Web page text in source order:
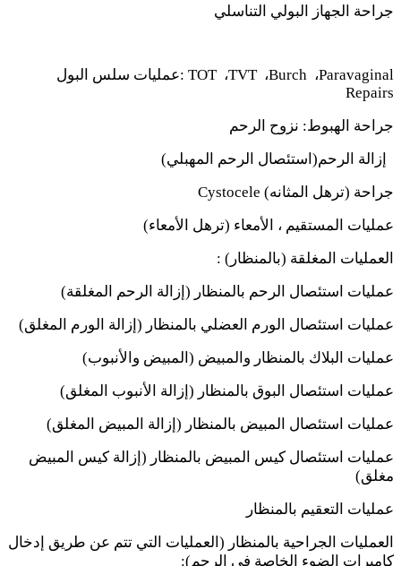
جراحة الجهاز البولي التناسلي
عمليات سلس البول: TOT ،TVT ،Burch ،Paravaginal
Repairs
جراحة الهبوط: نزوح الرحم
استئصال الرحم المهبلي) )إزالة الرحم
Cystocele (جراحة (ترهل المثانه
عمليات المستقيم ، الأمعاء (ترهل الأمعاء)
العمليات المغلقة (بالمنظار) :
عمليات استئصال الرحم بالمنظار (إزالة الرحم المغلقة)
عمليات استئصال الورم العضلي بالمنظار (إزالة الورم المغلق)
عمليات البلاك بالمنظار والمبيض (المبيض والأنبوب)
عمليات استئصال البوق بالمنظار (إزالة الأنبوب المغلق)
عمليات استئصال المبيض بالمنظار (إزالة المبيض المغلق)
عمليات استئصال كيس المبيض بالمنظار (إزالة كيس المبيض
مغلق)
عمليات التعقيم بالمنظار
العمليات الجراحية بالمنظار (العمليات التي تتم عن طريق إدخال
كاميرات الضوء الخاصة في الرحم):